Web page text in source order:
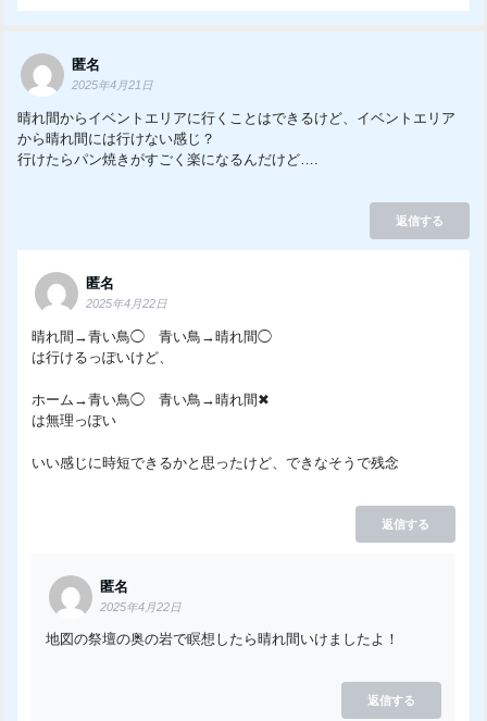
匿名
2025年4月21日
晴れ間からイベントエリアに行くことはできるけど、イベントエリア
から晴れ間には行けない感じ？
行けたらパン焼きがすごく楽になるんだけど….
返信する
匿名
2025年4月22日
晴れ間→青い鳥◯ 青い鳥→晴れ間◯
は行けるっぽいけど、
ホーム→青い鳥◯ 青い鳥→晴れ間✖︎
は無理っぽい
いい感じに時短できるかと思ったけど、できなそうで残念
返信する
匿名
2025年4月22日
地図の祭壇の奥の岩で瞑想したら晴れ間いけましたよ！
返信する